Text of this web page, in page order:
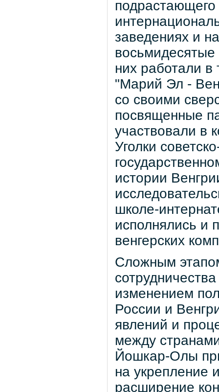
заведениях и
них работали
"Марий Эл -
со своими
посвященные
участвовали в
Уголки
истории
школе-
исполнялись и
венгерских
Сложным
изменением
России и
явлений и
между
Йошкар-Олы
на укрепление
расширение